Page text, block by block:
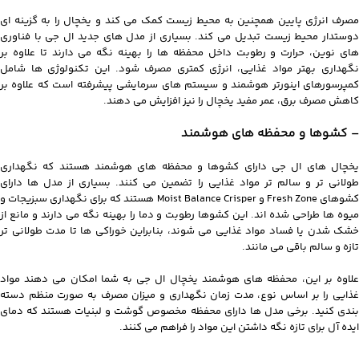
مصرف انرژی پایین همچنین به محیط زیست کمک می کند و یخچال را به گزینه ای
دوستدار محیط زیست تبدیل می کند. بسیاری از مدل های جدید ال جی با فناوری
های نوین، حرارت و رطوبت داخل محفظه ها را بهینه نگه می دارند تا علاوه بر
نگهداری بهتر مواد غذایی، انرژی کمتری مصرف شود. این تکنولوژی ها شامل
کمپرسورهای اینورتر هوشمند و سیستم های سرمایشی پیشرفته است که علاوه بر
کاهش مصرف برق، عمر مفید یخچال را نیز افزایش می دهند.
– کشوها و محفظه های هوشمند
یخچال های ال جی دارای کشوها و محفظه های هوشمند هستند که نگهداری
طولانی تر و سالم تر مواد غذایی را تضمین می کنند. بسیاری از مدل ها دارای
کشوهای Fresh Zone و Moist Balance Crisper هستند که برای نگهداری سبزیجات و
میوه ها طراحی شده اند. این کشوها رطوبت و دما را بهینه نگه می دارند و مانع از
خشک شدن یا فساد مواد غذایی می شوند، بنابراین خوراکی ها تا مدت طولانی تر
تازه و سالم باقی می مانند.
علاوه بر این، محفظه های هوشمند یخچال ال جی به شما امکان می دهند مواد
غذایی را بر اساس نوع، مدت زمان نگهداری و میزان مصرف به صورت منظم دسته
بندی کنید. برخی مدل ها دارای محفظه مخصوص گوشت و لبنیات هستند که دمای
ایده آل برای تازه نگه داشتن این مواد را فراهم می کنند.